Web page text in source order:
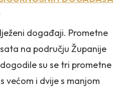
događaji. Prometne
na području Županije
su se tri prometne
većom i dvije s manjom